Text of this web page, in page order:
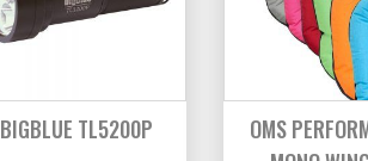
BIGBLUE TL5200P
OMS